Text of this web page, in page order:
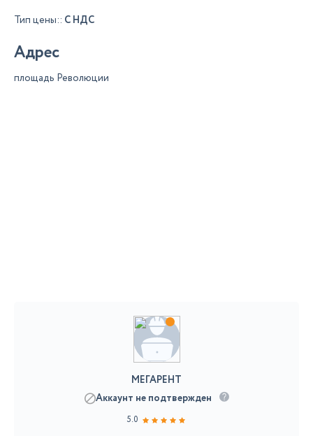
Тип цены:: С НДС
Адрес
площадь Революции
МЕГАРЕНТ
Аккаунт не подтвержден
5.0